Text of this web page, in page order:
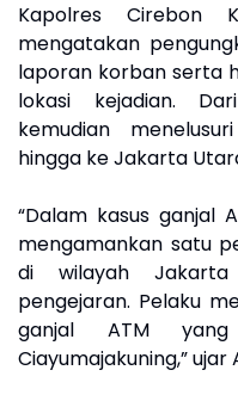
Kapolres Cirebon
mengatakan
laporan korban serta
lokasi kejadian.
kemudian
hingga ke Jakarta
“Dalam kasus ganjal
mengamankan satu
di wilayah
pengejaran. Pelaku
ganjal ATM
Ciayumajakuning,” ujar